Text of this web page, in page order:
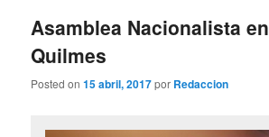
Asamblea Nacionalista en
Quilmes
Posted on15 abril, 2017por Redaccion